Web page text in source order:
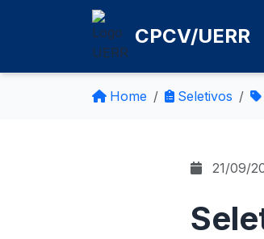
CPCV/UERR
Home Seletivos
21/09/